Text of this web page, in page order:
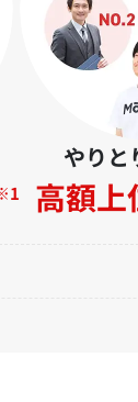
やりと
高額上